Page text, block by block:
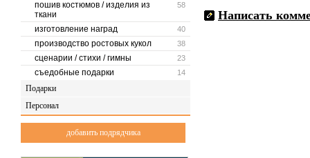
58
пошив костюмов / изделия из
ткани
40
изготовление наград
38
производство ростовых кукол
23
сценарии / стихи / гимны
14
съедобные подарки
Подарки
Персонал
добавить подрядчика
Написать